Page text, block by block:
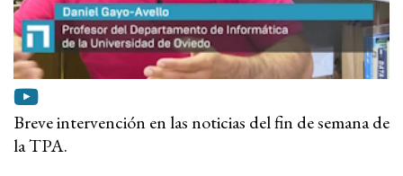
Breve intervención en las noticias del fin de semana de
la TPA.